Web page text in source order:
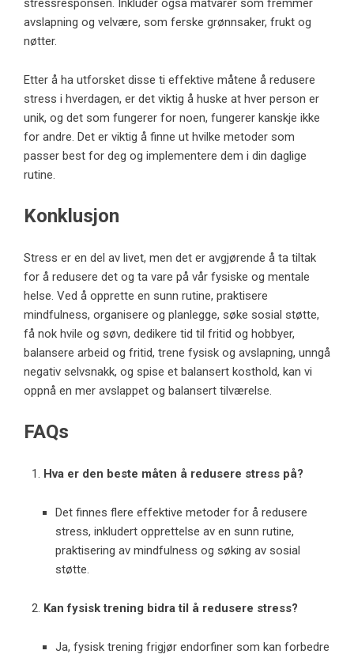
stressresponsen. Inkluder også matvarer som fremmer
avslapning og velvære, som ferske grønnsaker, frukt og
nøtter.
Etter å ha utforsket disse ti effektive måtene å redusere
stress i hverdagen, er det viktig å huske at hver person er
unik, og det som fungerer for noen, fungerer kanskje ikke
for andre. Det er viktig å finne ut hvilke metoder som
passer best for deg og implementere dem i din daglige
rutine.
Konklusjon
Stress er en del av livet, men det er avgjørende å ta tiltak
for å redusere det og ta vare på vår fysiske og mentale
helse. Ved å opprette en sunn rutine, praktisere
mindfulness, organisere og planlegge, søke sosial støtte,
få nok hvile og søvn, dedikere tid til fritid og hobbyer,
balansere arbeid og fritid, trene fysisk og avslapning, unngå
negativ selvsnakk, og spise et balansert kosthold, kan vi
oppnå en mer avslappet og balansert tilværelse.
FAQs
Hva er den beste måten å redusere stress på?
Det finnes flere effektive metoder for å redusere
stress, inkludert opprettelse av en sunn rutine,
praktisering av mindfulness og søking av sosial
støtte.
Kan fysisk trening bidra til å redusere stress?
Ja, fysisk trening frigjør endorfiner som kan forbedre